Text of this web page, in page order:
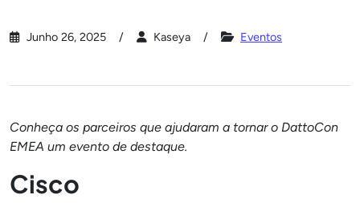
Junho 26, 2025 Kaseya Eventos
Conheça os parceiros que ajudaram a tornar o DattoCon
EMEA um evento de destaque.
Cisco